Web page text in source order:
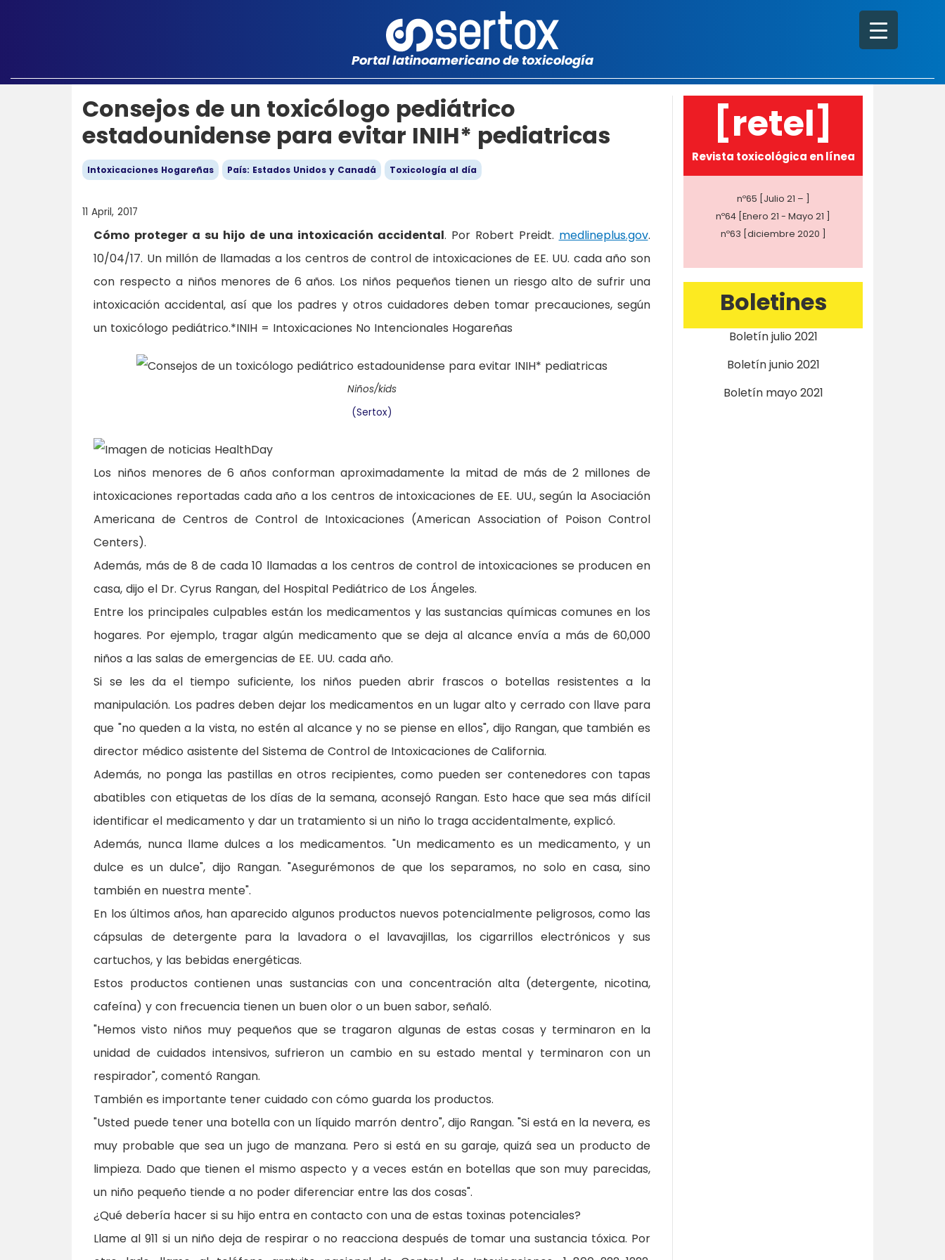
Portal latinoamericano de toxicología
Consejos de un toxicólogo pediátrico
estadounidense para evitar INIH* pediatricas
Intoxicaciones Hogareñas País: Estados Unidos y Canadá Toxicología al día
11 April, 2017
Cómo proteger a su hijo de una intoxicación accidental. Por Robert Preidt. medlineplus.gov.
10/04/17. Un millón de llamadas a los centros de control de intoxicaciones de EE. UU. cada año son
con respecto a niños menores de 6 años. Los niños pequeños tienen un riesgo alto de sufrir una
intoxicación accidental, así que los padres y otros cuidadores deben tomar precauciones, según
un toxicólogo pediátrico.*INIH = Intoxicaciones No Intencionales Hogareñas
Niños/kids
(Sertox)
Los niños menores de 6 años conforman aproximadamente la mitad de más de 2 millones de
intoxicaciones reportadas cada año a los centros de intoxicaciones de EE. UU., según la Asociación
Americana de Centros de Control de Intoxicaciones (American Association of Poison Control
Centers).
Además, más de 8 de cada 10 llamadas a los centros de control de intoxicaciones se producen en
casa, dijo el Dr. Cyrus Rangan, del Hospital Pediátrico de Los Ángeles.
Entre los principales culpables están los medicamentos y las sustancias químicas comunes en los
hogares. Por ejemplo, tragar algún medicamento que se deja al alcance envía a más de 60,000
niños a las salas de emergencias de EE. UU. cada año.
Si se les da el tiempo suficiente, los niños pueden abrir frascos o botellas resistentes a la
manipulación. Los padres deben dejar los medicamentos en un lugar alto y cerrado con llave para
que "no queden a la vista, no estén al alcance y no se piense en ellos", dijo Rangan, que también es
director médico asistente del Sistema de Control de Intoxicaciones de California.
Además, no ponga las pastillas en otros recipientes, como pueden ser contenedores con tapas
abatibles con etiquetas de los días de la semana, aconsejó Rangan. Esto hace que sea más difícil
identificar el medicamento y dar un tratamiento si un niño lo traga accidentalmente, explicó.
Además, nunca llame dulces a los medicamentos. "Un medicamento es un medicamento, y un
dulce es un dulce", dijo Rangan. "Asegurémonos de que los separamos, no solo en casa, sino
también en nuestra mente".
En los últimos años, han aparecido algunos productos nuevos potencialmente peligrosos, como las
cápsulas de detergente para la lavadora o el lavavajillas, los cigarrillos electrónicos y sus
cartuchos, y las bebidas energéticas.
Estos productos contienen unas sustancias con una concentración alta (detergente, nicotina,
cafeína) y con frecuencia tienen un buen olor o un buen sabor, señaló.
"Hemos visto niños muy pequeños que se tragaron algunas de estas cosas y terminaron en la
unidad de cuidados intensivos, sufrieron un cambio en su estado mental y terminaron con un
respirador", comentó Rangan.
También es importante tener cuidado con cómo guarda los productos.
"Usted puede tener una botella con un líquido marrón dentro", dijo Rangan. "Si está en la nevera, es
muy probable que sea un jugo de manzana. Pero si está en su garaje, quizá sea un producto de
limpieza. Dado que tienen el mismo aspecto y a veces están en botellas que son muy parecidas,
un niño pequeño tiende a no poder diferenciar entre las dos cosas".
¿Qué debería hacer si su hijo entra en contacto con una de estas toxinas potenciales?
Llame al 911 si un niño deja de respirar o no reacciona después de tomar una sustancia tóxica. Por
[retel]
Revista toxicológica en línea
nº65 [Julio 21 – ]
nº64 [Enero 21 - Mayo 21 ]
nº63 [diciembre 2020 ]
Boletines
Boletín julio 2021
Boletín junio 2021
Boletín mayo 2021